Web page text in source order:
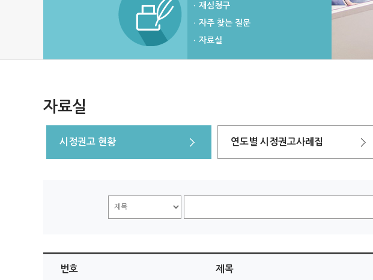
재심청구
자주 찾는 질문
자료실
자료실
시정권고 현황 연도별 시정권고사례집
번호 제목